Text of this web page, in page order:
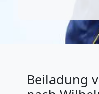
Beiladung